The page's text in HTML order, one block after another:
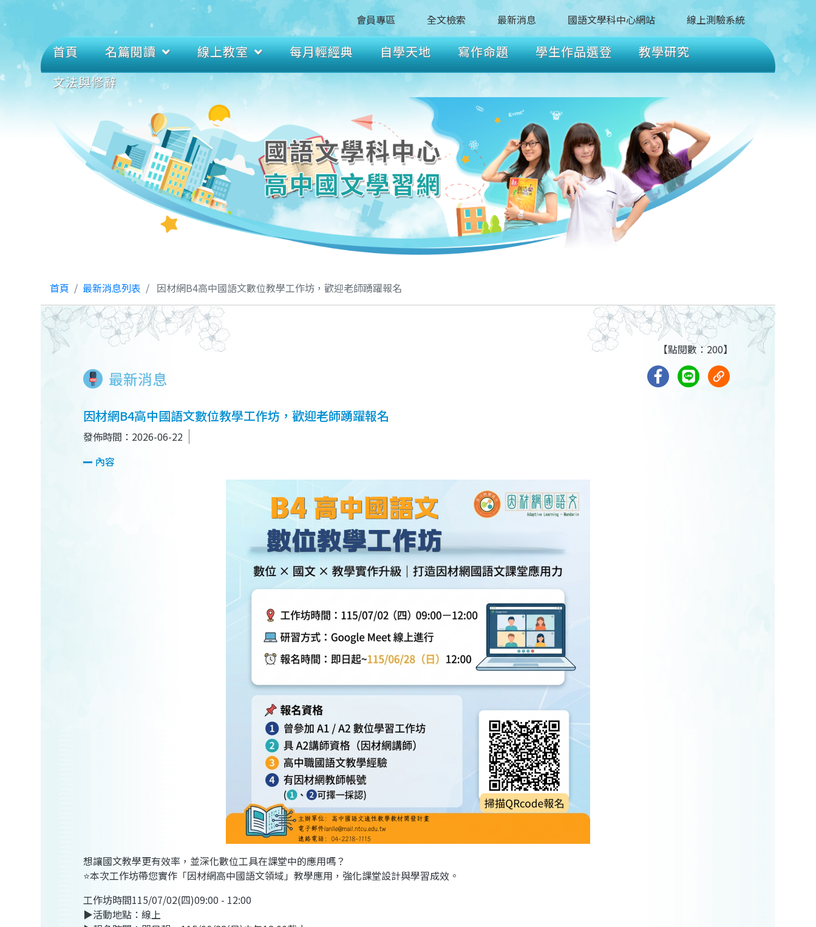
會員專區 全文檢索 最新消息 國語文學科中心網站 線上測驗系統
首頁 名篇閱讀 線上教室 每月輕經典 自學天地 寫作命題 學生作品選登
教學研究
文法與修辭
首頁 最新消息列表 因材網B4高中國語文數位教學工作坊，歡迎老師踴躍報名
最新消息
【點閱數：200】
因材網B4高中國語文數位教學工作坊，歡迎老師踴躍報名
發佈時間：2026-06-22
內容
想讓國文教學更有效率，並深化數位工具在課堂中的應用嗎？
⭐本次工作坊帶您實作「因材網高中國語文領域」教學應用，強化課堂設計與學習成效。
工作坊時間115/07/02(四)09:00 - 12:00
▶活動地點：線上